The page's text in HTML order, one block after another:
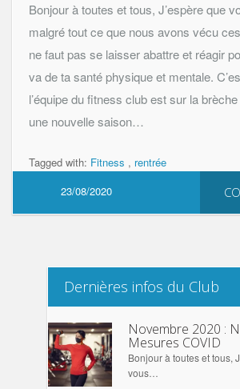
Bonjour à toutes et tous, J’espère que
malgré tout ce que nous avons vécu
ne faut pas se laisser abattre et réagir
va de ta santé physique et mentale.
l’équipe du fitness club est sur la
une nouvelle saison…
Tagged with: Fitness , rentrée
23/08/2020
Dernières infos du Club
Novembre 2020 :
Mesures COVID
Bonjour à toutes et tous,
vous…